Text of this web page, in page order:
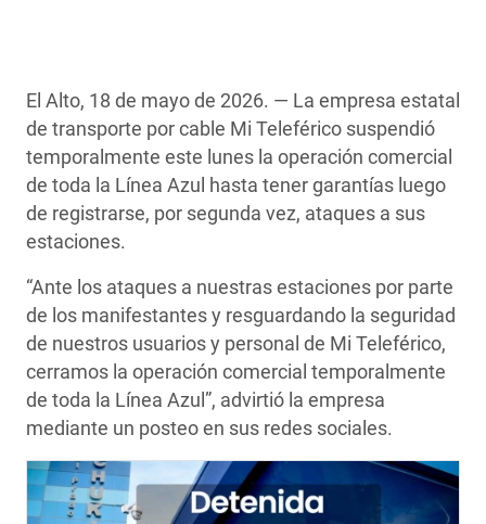
El Alto, 18 de mayo de 2026. — La empresa estatal
de transporte por cable Mi Teleférico suspendió
temporalmente este lunes la operación comercial
de toda la Línea Azul hasta tener garantías luego
de registrarse, por segunda vez, ataques a sus
estaciones.
“Ante los ataques a nuestras estaciones por parte
de los manifestantes y resguardando la seguridad
de nuestros usuarios y personal de Mi Teleférico,
cerramos la operación comercial temporalmente
de toda la Línea Azul”, advirtió la empresa
mediante un posteo en sus redes sociales.